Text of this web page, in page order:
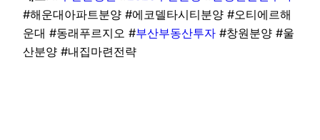
#해운대아파트분양 #에코델타시티분양 #오티에르해
운대 #동래푸르지오 #부산부동산투자 #창원분양 #울
산분양 #내집마련전략